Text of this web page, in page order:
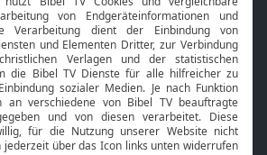
Smart TV
HbbTV
Bibelthek Online-Bibel
Nächster Gottesdienst
Service